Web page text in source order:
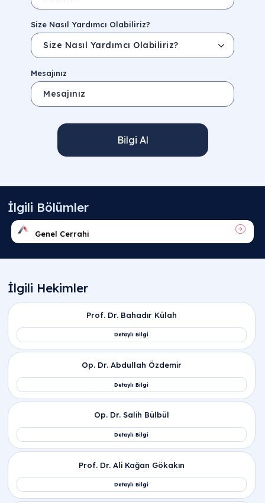
Size Nasıl Yardımcı Olabiliriz?
Mesajınız
Bilgi Al